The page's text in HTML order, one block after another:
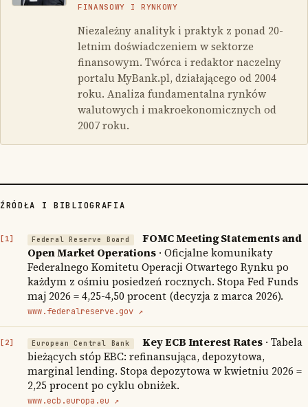
FINANSOWY I RYNKOWY
Niezależny analityk i praktyk z ponad 20-
letnim doświadczeniem w sektorze
finansowym. Twórca i redaktor naczelny
portalu MyBank.pl, działającego od 2004
roku. Analiza fundamentalna rynków
walutowych i makroekonomicznych od
2007 roku.
ŹRÓDŁA I BIBLIOGRAFIA
Federal Reserve Board
FOMC Meeting Statements and
Open Market Operations · Oficjalne komunikaty
Federalnego Komitetu Operacji Otwartego Rynku po
każdym z ośmiu posiedzeń rocznych. Stopa Fed Funds
maj 2026 = 4,25-4,50 procent (decyzja z marca 2026).
www.federalreserve.gov ↗
European Central Bank Key ECB Interest Rates· Tabela
bieżących stóp EBC: refinansująca, depozytowa,
marginal lending. Stopa depozytowa w kwietniu 2026 =
2,25 procent po cyklu obniżek.
www.ecb.europa.eu ↗